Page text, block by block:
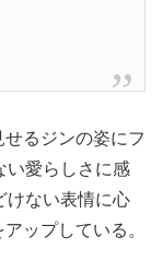
せるジンの姿にフ
い愛らしさに感
けない表情に心
ップしている。